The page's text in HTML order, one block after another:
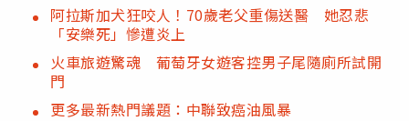
阿拉斯加犬狂咬人！70歲老父重傷送醫 她忍悲
「安樂死」慘遭炎上
火車旅遊驚魂 葡萄牙女遊客控男子尾隨廁所試開
門
更多最新熱門議題：中聯致癌油風暴